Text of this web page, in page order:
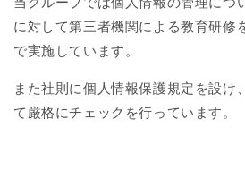
に対して第三者機関による教育研修
で実施しています。
また社則に個人情報保護規定を設け
て厳格にチェックを行っています。